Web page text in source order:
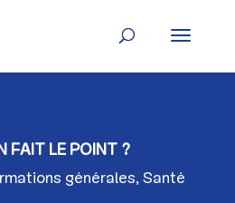
FAIT LE POINT ?
générales, Santé